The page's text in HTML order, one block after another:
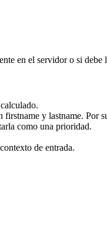
en el servidor o si
y lastname. Por
como una prioridad.
de entrada.